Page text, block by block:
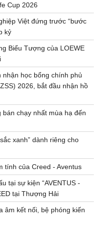
Cup 2026
Việt đứng trước “bước
kỷ
Biểu Tượng của LOEWE
nhận học bổng chính phủ
2026, bắt đầu nhận hồ
chạy nhất mùa hạ đến
xanh” dành riêng cho
tính của Creed - Aventus
tại sự kiện “AVENTUS -
tại Thượng Hải
âm kết nối, bệ phóng kiến